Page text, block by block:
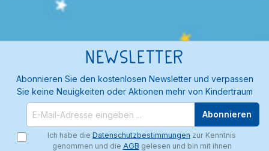
Newsletter
Abonnieren Sie den kostenlosen Newsletter und verpassen
Sie keine Neuigkeiten oder Aktionen mehr von Kindertraum
Abonnieren
Ich habe die Datenschutzbestimmungen zur Kenntnis
genommen und die AGB gelesen und bin mit ihnen